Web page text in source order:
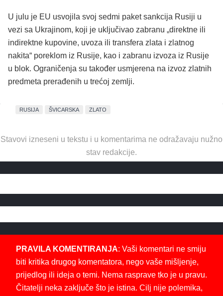
U julu je EU usvojila svoj sedmi paket sankcija Rusiji u
vezi sa Ukrajinom, koji je uključivao zabranu „direktne ili
indirektne kupovine, uvoza ili transfera zlata i zlatnog
nakita“ poreklom iz Rusije, kao i zabranu izvoza iz Rusije
u blok. Ograničenja su također usmjerena na izvoz zlatnih
predmeta prerađenih u trećoj zemlji.
RUSIJA ŠVICARSKA ZLATO
Stavovi izneseni u tekstu i u komentarima ne odražavaju nužno
stav redakcije.
PRAVILA KOMENTIRANJA: Vaši komentari ne smiju
biti kritika drugog komentatora, nego vaše mišljenje,
prijedlog ili ideja o temi. Nema rasprave tko je u pravu.
Čitatelji neka zaključe što je istina. Cilj nije polemika,